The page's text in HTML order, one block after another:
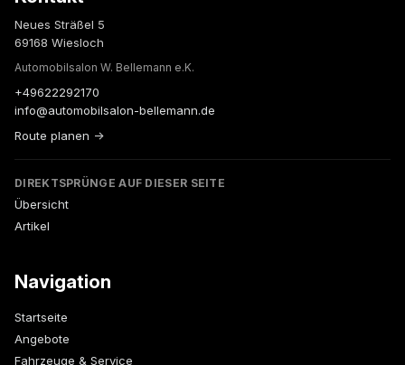
Neues Sträßel 5
69168 Wiesloch
Automobilsalon W. Bellemann e.K.
+49622292170
info@automobilsalon-bellemann.de
Route planen →
DIREKTSPRÜNGE AUF DIESER SEITE
Übersicht
Artikel
Navigation
Startseite
Angebote
Fahrzeuge & Service